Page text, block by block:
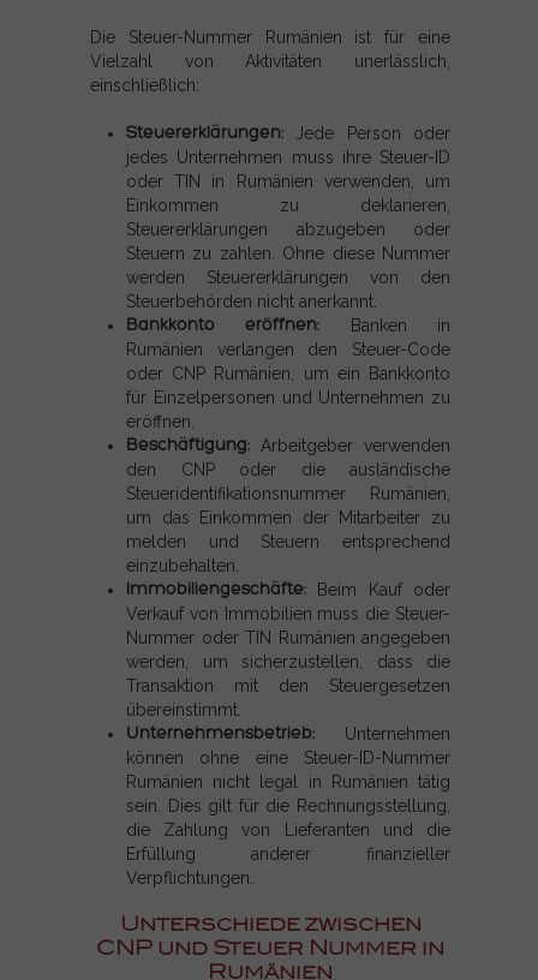
Die Steuer-Nummer Rumänien ist für eine
Vielzahl von Aktivitäten unerlässlich,
einschließlich:
Steuererklärungen:
Jede Person oder
jedes Unternehmen muss ihre Steuer-ID
oder TIN in Rumänien verwenden, um
Einkommen zu deklarieren,
Steuererklärungen abzugeben oder
Steuern zu zahlen. Ohne diese Nummer
werden Steuererklärungen von den
Steuerbehörden nicht anerkannt.
Bankkonto eröffnen: Banken in
Rumänien verlangen den Steuer-Code
oder CNP Rumänien, um ein Bankkonto
für Einzelpersonen und Unternehmen zu
eröffnen.
Beschäftigung: Arbeitgeber verwenden
den CNP oder die ausländische
Steueridentifikationsnummer Rumänien,
um das Einkommen der Mitarbeiter zu
melden und Steuern entsprechend
einzubehalten.
Immobiliengeschäfte: Beim Kauf oder
Verkauf von Immobilien muss die Steuer-
Nummer oder TIN Rumänien angegeben
werden, um sicherzustellen, dass die
Transaktion mit den Steuergesetzen
übereinstimmt.
Unternehmensbetrieb: Unternehmen
können ohne eine Steuer-ID-Nummer
Rumänien nicht legal in Rumänien tätig
sein. Dies gilt für die Rechnungsstellung,
die Zahlung von Lieferanten und die
Erfüllung anderer finanzieller
Verpflichtungen.
Unterschiede zwischen
CNP und Steuer Nummer in
Rumänien